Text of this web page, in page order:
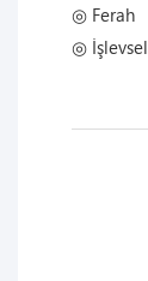
◎ Ferah
◎ İşlevsel